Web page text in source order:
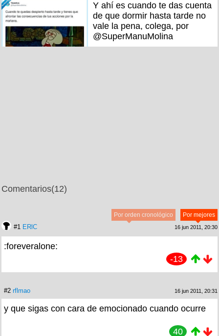
Y ahí es cuando te das cuenta
de que dormir hasta tarde no
vale la pena, colega, por
@SuperManuMolina
Comentarios(12)
Por mejores
Por orden cronológico
#1 ERlC 16 jun 2011, 20:30
:foreveralone:
-13
#2 rflmao 16 jun 2011, 20:31
y que sigas con cara de emocionado cuando ocurre
40